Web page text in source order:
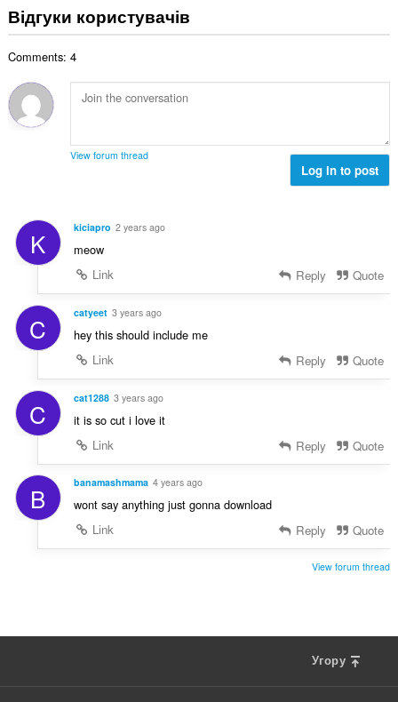
Відгуки користувачів
Comments: 4
View forum thread
Log in to post
K kiciapro 2 years ago
meow
Link
Reply Quote
C catyeet 3 years ago
hey this should include me
Link
Reply Quote
C cat1288 3 years ago
it is so cut i love it
Link
Reply Quote
B banamashmama 4 years ago
wont say anything just gonna download
Link
Reply Quote
View forum thread
Угору